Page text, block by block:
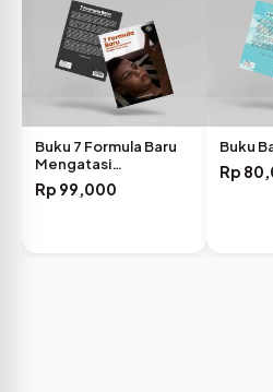
Buku 7 Formula Baru
Mengatasi
Kecanduan…
Rp 99,000
Buku
Rp